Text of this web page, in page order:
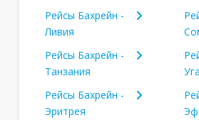
Рейсы Бахрейн -
Ливия
Рейсы Бахрейн -
Танзания
Рейсы Бахрейн -
Эритрея